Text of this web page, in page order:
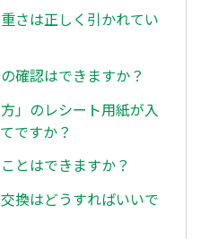
さは正しく引かれてい
確認はできますか？
」のレシート用紙が入
ですか？
とはできますか？
換はどうすればいいで